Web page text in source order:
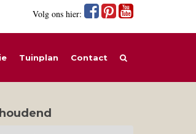
Volg ons hier:
Tuinplan Contact